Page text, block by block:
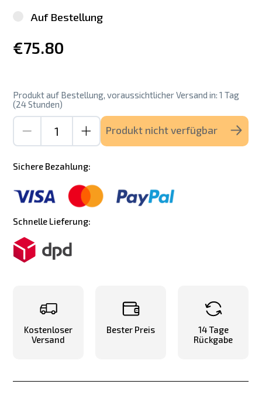
Auf Bestellung
€75.80
Produkt auf Bestellung, voraussichtlicher Versand in: 1 Tag
(24 Stunden)
Produkt nicht verfügbar
Sichere Bezahlung:
Schnelle Lieferung:
Kostenloser
Versand
Bester Preis
14 Tage
Rückgabe